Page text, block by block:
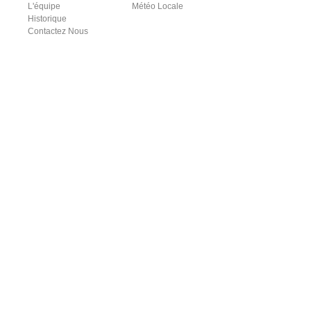
L'équipe
Historique
Contactez Nous
Météo Locale